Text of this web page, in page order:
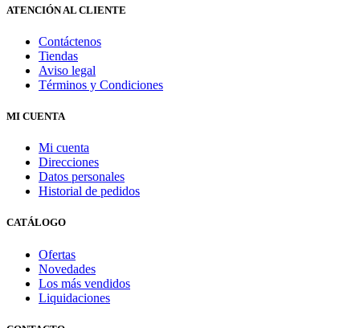
ATENCIÓN AL CLIENTE
Contáctenos
Tiendas
Aviso legal
Términos y Condiciones
MI CUENTA
Mi cuenta
Direcciones
Datos personales
Historial de pedidos
CATÁLOGO
Ofertas
Novedades
Los más vendidos
Liquidaciones